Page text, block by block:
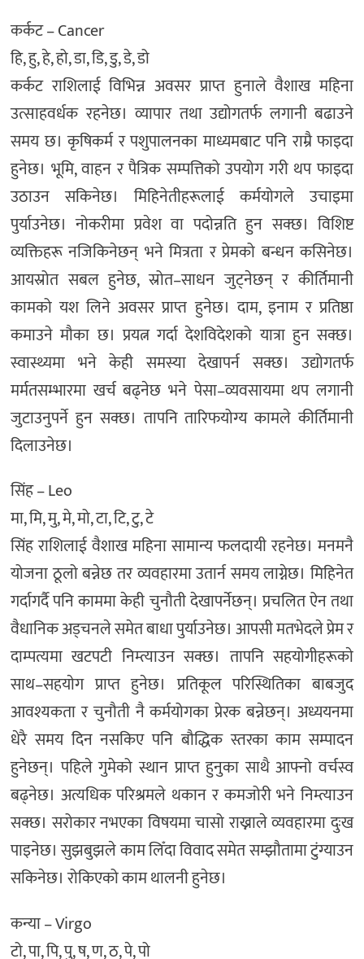
कर्कट – Cancer
हि, हु, हे, हो, डा, डि, डु, डे, डो
कर्कट राशिलाई विभिन्न अवसर प्राप्त हुनाले वैशाख महिना
उत्साहवर्धक रहनेछ। व्यापार तथा उद्योगतर्फ लगानी बढाउने
समय छ। कृषिकर्म र पशुपालनका माध्यमबाट पनि राम्रै फाइदा
हुनेछ। भूमि, वाहन र पैत्रिक सम्पत्तिको उपयोग गरी थप फाइदा
उठाउन सकिनेछ। मिहिनेतीहरूलाई कर्मयोगले उचाइमा
पुर्याउनेछ। नोकरीमा प्रवेश वा पदोन्नति हुन सक्छ। विशिष्ट
व्यक्तिहरू नजिकिनेछन् भने मित्रता र प्रेमको बन्धन कसिनेछ।
आयस्रोत सबल हुनेछ, स्रोत–साधन जुट्नेछन् र कीर्तिमानी
कामको यश लिने अवसर प्राप्त हुनेछ। दाम, इनाम र प्रतिष्ठा
कमाउने मौका छ। प्रयत्न गर्दा देशविदेशको यात्रा हुन सक्छ।
स्वास्थ्यमा भने केही समस्या देखापर्न सक्छ। उद्योगतर्फ
मर्मतसम्भारमा खर्च बढ्नेछ भने पेसा–व्यवसायमा थप लगानी
जुटाउनुपर्ने हुन सक्छ। तापनि तारिफयोग्य कामले कीर्तिमानी
दिलाउनेछ।
सिंह – Leo
मा, मि, मु, मे, मो, टा, टि, टु, टे
सिंह राशिलाई वैशाख महिना सामान्य फलदायी रहनेछ। मनमनै
योजना ठूलो बन्नेछ तर व्यवहारमा उतार्न समय लाग्नेछ। मिहिनेत
गर्दागर्दै पनि काममा केही चुनौती देखापर्नेछन्। प्रचलित ऐन तथा
वैधानिक अड्चनले समेत बाधा पुर्याउनेछ। आपसी मतभेदले प्रेम र
दाम्पत्यमा खटपटी निम्त्याउन सक्छ। तापनि सहयोगीहरूकाे
साथ–सहयाेग प्राप्त हुनेछ। प्रतिकूल परिस्थितिका बाबजुद
आवश्यकता र चुनौती नै कर्मयोगका प्रेरक बन्नेछन्। अध्ययनमा
धेरै समय दिन नसकिए पनि बौद्धिक स्तरका काम सम्पादन
हुनेछन्। पहिले गुमेको स्थान प्राप्त हुनुका साथै आफ्नो वर्चस्व
बढ्नेछ। अत्यधिक परिश्रमले थकान र कमजोरी भने निम्त्याउन
सक्छ। सरोकार नभएका विषयमा चासो राख्नाले व्यवहारमा दुःख
पाइनेछ। सुझबुझले काम लिँदा विवाद समेत सम्झौतामा टुंग्याउन
सकिनेछ। रोकिएको काम थालनी हुनेछ।
कन्या – Virgo
टो, पा, पि, पु, ष, ण, ठ, पे, पो